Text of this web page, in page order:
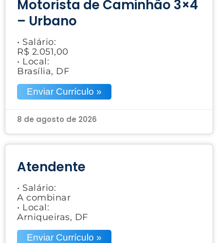
Motorista de Caminhão 3×4
– Urbano
• Salário:
R$ 2.051,00
• Local:
Brasília, DF
Enviar Currículo »
8 de agosto de 2026
Atendente
• Salário:
A combinar
• Local:
Arniqueiras, DF
Enviar Currículo »